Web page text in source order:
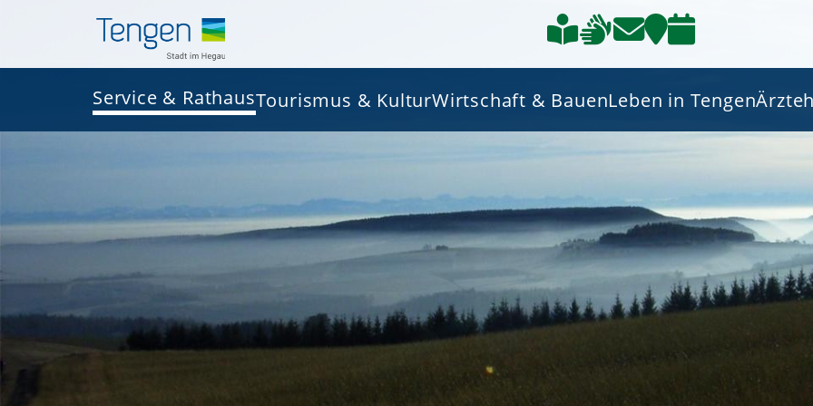
Service & RathausTourismus & KulturWirtschaft & BauenLeben in Tengen